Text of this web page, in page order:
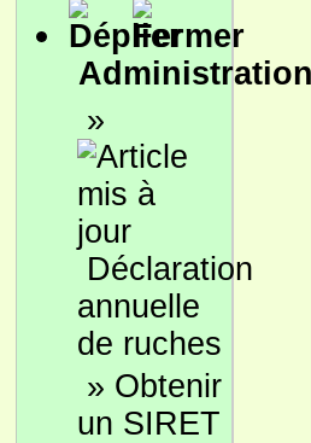
Administration
»
Déclaration
annuelle
de ruches
» Obtenir
un SIRET